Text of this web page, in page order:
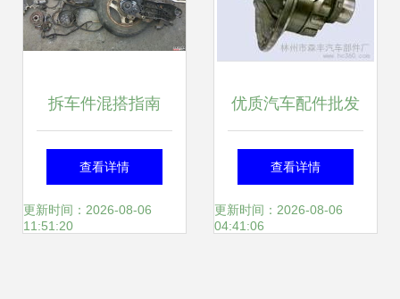
拆车件混搭指南
DIO18前圈、GY6
排气与汽车内饰升
查看详情
更新时间：2026-08-06
11:51:20
优质汽车配件批发
｜林州市森丰汽车
部件厂——专业供
查看详情
更新时间：2026-08-06
04:41:06